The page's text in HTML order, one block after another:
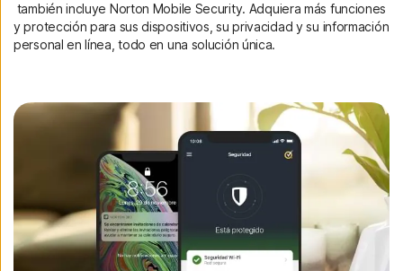
también incluye Norton Mobile Security. Adquiera más funciones
y protección para sus dispositivos, su privacidad y su información
personal en línea, todo en una solución única.